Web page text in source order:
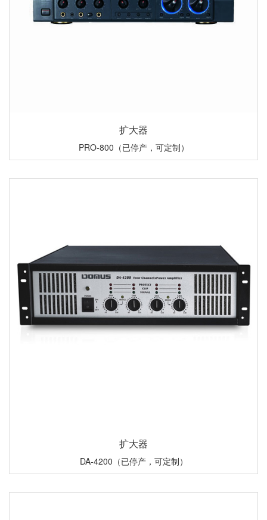
扩大器
PRO-800（已停产，可定制）
扩大器
DA-4200（已停产，可定制）